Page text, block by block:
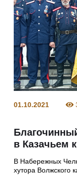
01.10.2021
в Казачьем
В Набережных
хутора Волжского